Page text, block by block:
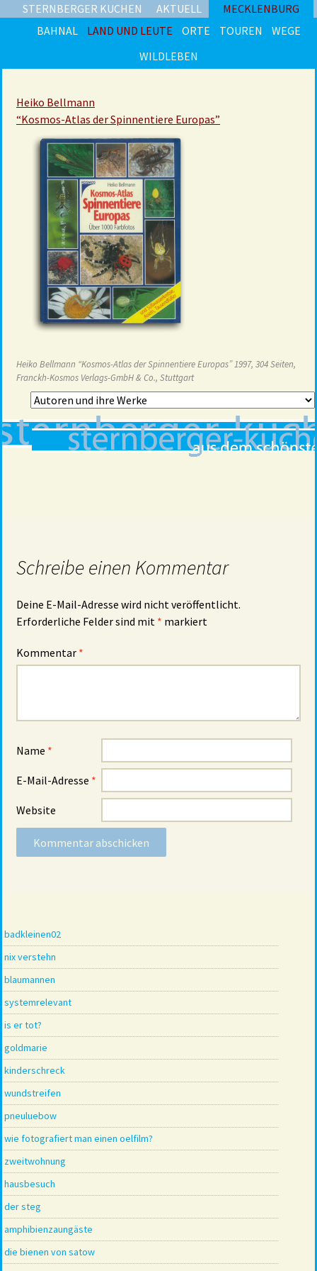
STERNBERGER KUCHEN AKTUELL
MECKLENBURG
BAHNAL
LAND UND LEUTE ORTE TOUREN
WEGE
WILDLEBEN
Heiko Bellmann
“Kosmos-Atlas der Spinnentiere Europas”
Heiko Bellmann “Kosmos-Atlas der Spinnentiere Europas” 1997, 304 Seiten,
Franckh-Kosmos Verlags-GmbH & Co., Stuttgart
Schreibe einen Kommentar
Deine E-Mail-Adresse wird nicht veröffentlicht.
Erforderliche Felder sind mit * markiert
Kommentar *
Name *
E-Mail-Adresse *
Website
badkleinen02
nix verstehn
blaumannen
systemrelevant
is er tot?
goldmarie
kinderschreck
wundstreifen
pneuluebow
wie fotografiert man einen oelfilm?
zweitwohnung
hausbesuch
der steg
amphibienzaungäste
die bienen von satow